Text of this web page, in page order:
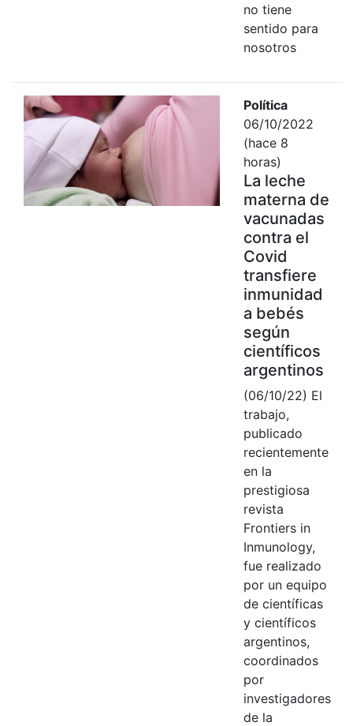
no tiene
sentido para
nosotros
Política
06/10/2022
(hace 8
horas)
La leche
materna de
vacunadas
contra el
Covid
transfiere
inmunidad
a bebés
según
científicos
argentinos
(06/10/22) El
trabajo,
publicado
recientemente
en la
prestigiosa
revista
Frontiers in
Inmunology,
fue realizado
por un equipo
de científicas
y científicos
argentinos,
coordinados
por
investigadores
de la